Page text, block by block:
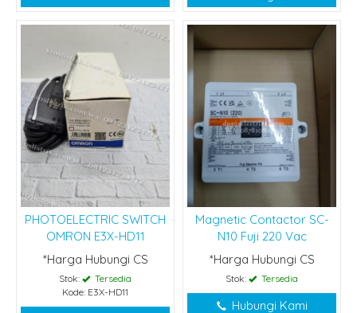
PHOTOELECTRIC SWITCH
OMRON E3X-HD11
*Harga Hubungi CS
Stok:
Tersedia
Kode: E3X-HD11
Magnetic Contactor SC-
N10 Fuji 220 Vac
*Harga Hubungi CS
Stok: Tersedia
Hubungi Kami